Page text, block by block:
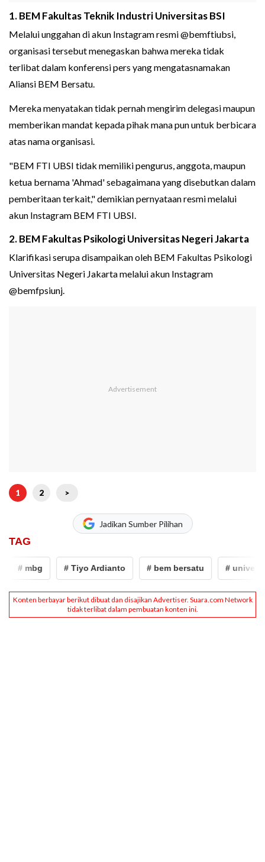
1. BEM Fakultas Teknik Industri Universitas BSI
Melalui unggahan di akun Instagram resmi @bemftiubsi,
organisasi tersebut menegaskan bahwa mereka tidak
terlibat dalam konferensi pers yang mengatasnamakan
Aliansi BEM Bersatu.
Mereka menyatakan tidak pernah mengirim delegasi maupun
memberikan mandat kepada pihak mana pun untuk berbicara
atas nama organisasi.
"BEM FTI UBSI tidak memiliki pengurus, anggota, maupun
ketua bernama 'Ahmad' sebagaimana yang disebutkan dalam
pemberitaan terkait," demikian pernyataan resmi melalui
akun Instagram BEM FTI UBSI.
2. BEM Fakultas Psikologi Universitas Negeri Jakarta
Klarifikasi serupa disampaikan oleh BEM Fakultas Psikologi
Universitas Negeri Jakarta melalui akun Instagram
@bemfpsiunj.
1 2 >
Jadikan Sumber Pilihan
TAG
# mbg # Tiyo Ardianto # bem bersatu #